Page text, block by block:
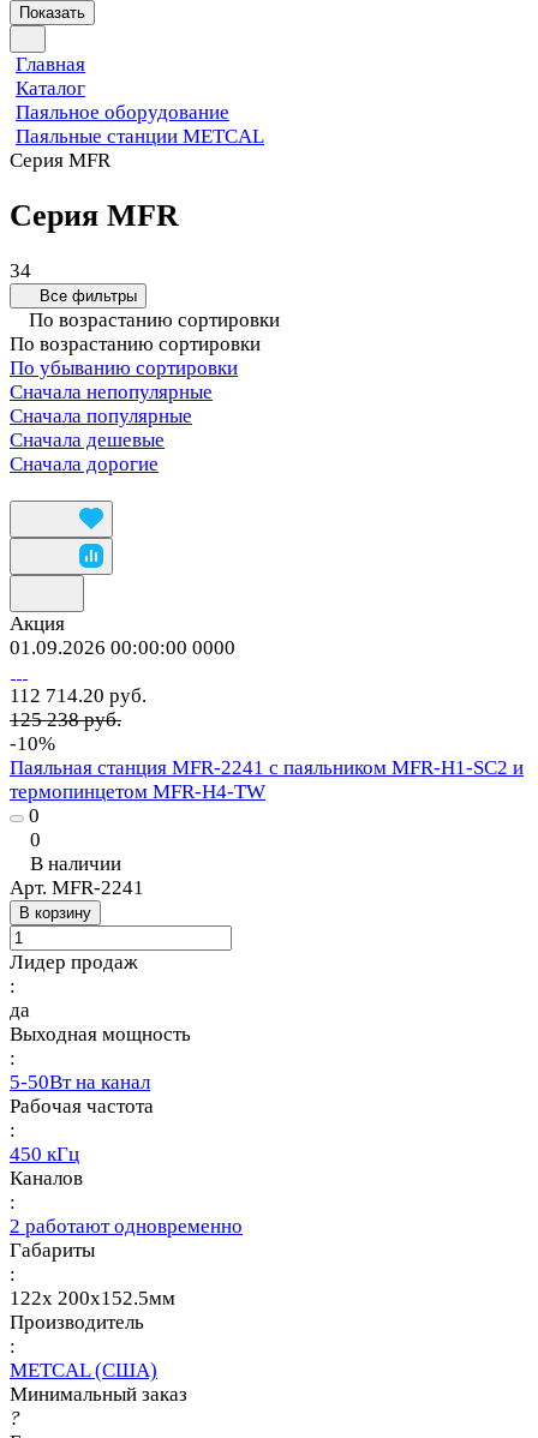
Показать
Главная
Каталог
Паяльное оборудование
Паяльные станции METCAL
Серия MFR
Серия MFR
34
Все фильтры
По возрастанию сортировки
По возрастанию сортировки
По убыванию сортировки
Сначала непопулярные
Сначала популярные
Сначала дешевые
Сначала дорогие
Акция
01.09.2026 00:00:00 0000
112 714.20 руб.
125 238 руб.
-10%
Паяльная станция MFR-2241 с паяльником MFR-H1-SC2 и
термопинцетом MFR-H4-TW
0
0
В наличии
Арт. MFR-2241
В корзину
Лидер продаж
:
да
Выходная мощность
:
5-50Вт на канал
Рабочая частота
:
450 кГц
Каналов
:
2 работают одновременно
Габариты
:
122x 200x152.5мм
Производитель
:
METCAL (США)
Минимальный заказ
?